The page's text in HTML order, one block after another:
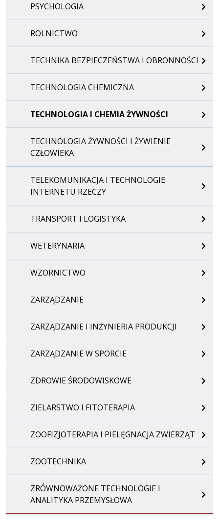
PSYCHOLOGIA
ROLNICTWO
TECHNIKA BEZPIECZEŃSTWA I OBRONNOŚCI
TECHNOLOGIA CHEMICZNA
TECHNOLOGIA I CHEMIA ŻYWNOŚCI
TECHNOLOGIA ŻYWNOŚCI I ŻYWIENIE
CZŁOWIEKA
TELEKOMUNIKACJA I TECHNOLOGIE
INTERNETU RZECZY
TRANSPORT I LOGISTYKA
WETERYNARIA
WZORNICTWO
ZARZĄDZANIE
ZARZĄDZANIE I INŻYNIERIA PRODUKCJI
ZARZĄDZANIE W SPORCIE
ZDROWIE ŚRODOWISKOWE
ZIELARSTWO I FITOTERAPIA
ZOOFIZJOTERAPIA I PIELĘGNACJA ZWIERZĄT
ZOOTECHNIKA
ZRÓWNOWAŻONE TECHNOLOGIE I
ANALITYKA PRZEMYSŁOWA